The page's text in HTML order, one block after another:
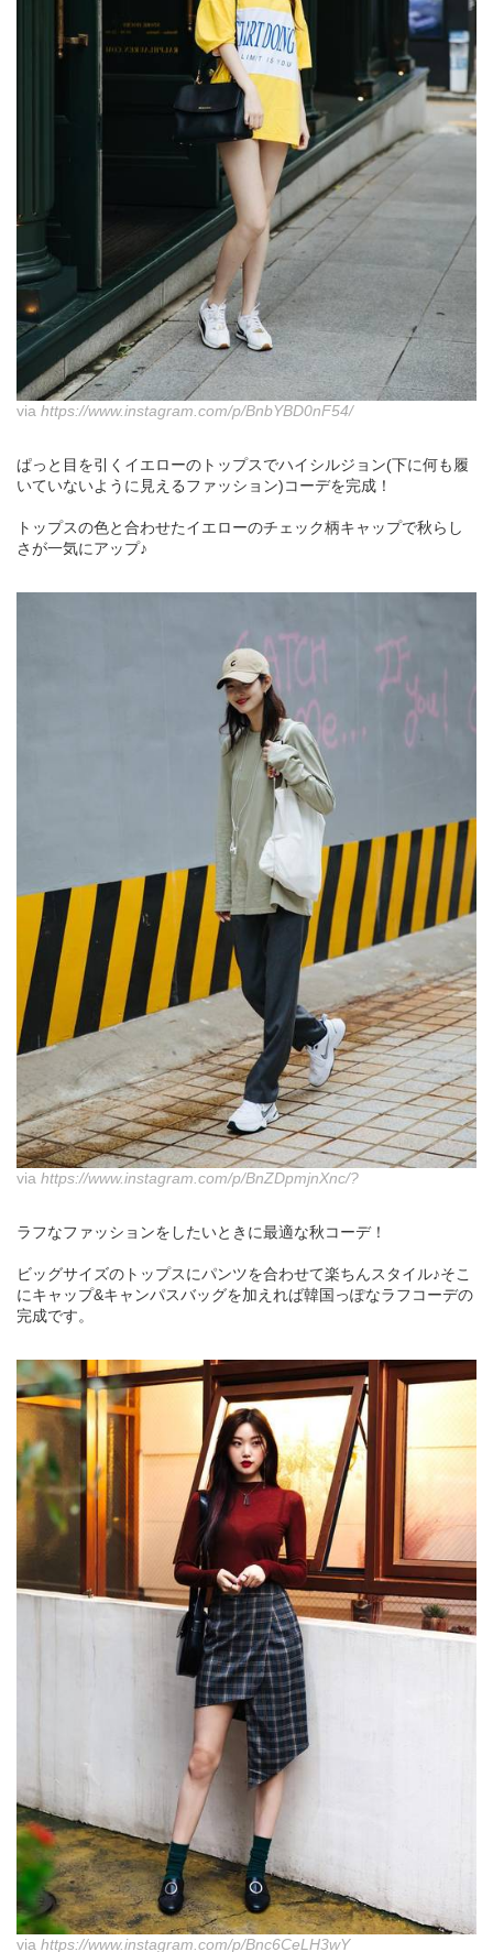
via https://www.instagram.com/p/BnbYBD0nF54/
ぱっと目を引くイエローのトップスでハイシルジョン(下に何も履
いていないように見えるファッション)コーデを完成！
トップスの色と合わせたイエローのチェック柄キャップで秋らし
さが一気にアップ♪
via https://www.instagram.com/p/BnZDpmjnXnc/?
ラフなファッションをしたいときに最適な秋コーデ！
ビッグサイズのトップスにパンツを合わせて楽ちんスタイル♪そこ
にキャップ&キャンパスバッグを加えれば韓国っぽなラフコーデの
完成です。
via https://www.instagram.com/p/Bnc6CeLH3wY